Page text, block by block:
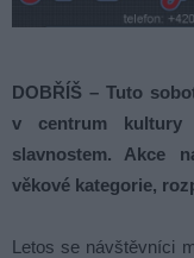
DOBŘÍŠ – Tuto
v centrum kultury
slavnostem. Akce
věkové kategorie,
Letos se návštěvníci